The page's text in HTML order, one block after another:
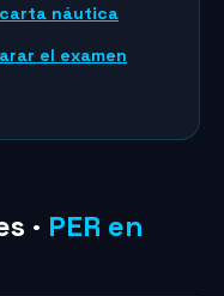
náutica
el examen
· PER en